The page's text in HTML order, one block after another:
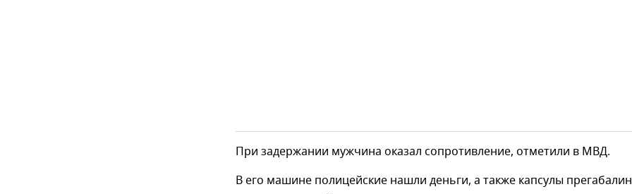
При задержании мужчина оказал сопротивление, отметили в МВД.
В его машине полицейские нашли деньги, а также капсулы